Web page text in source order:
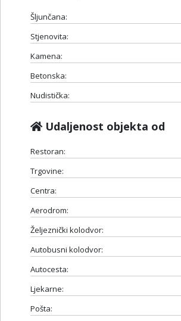
Šljunčana:
Stjenovita:
Kamena:
Betonska:
Nudistička:
Udaljenost objekta od
Restoran:
Trgovine:
Centra:
Aerodrom:
Željeznički kolodvor:
Autobusni kolodvor:
Autocesta:
Ljekarne:
Pošta: